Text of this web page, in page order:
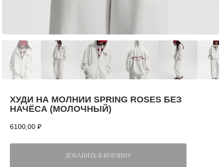
ХУДИ НА МОЛНИИ SPRING ROSES БЕЗ
НАЧЁСА (МОЛОЧНЫЙ)
6100,00 ₽
ДОБАВИТЬ В КОРЗИНУ